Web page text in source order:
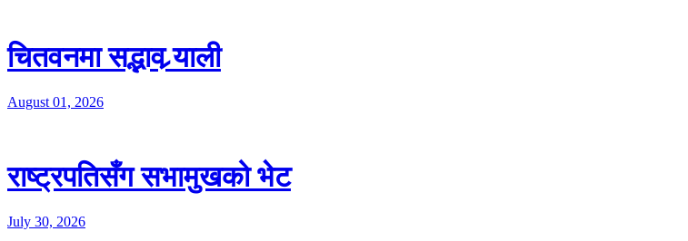
चितवनमा सद्भाव र्‍याली
August 01, 2026
राष्ट्रपतिसँग सभामुखको भेट
July 30, 2026